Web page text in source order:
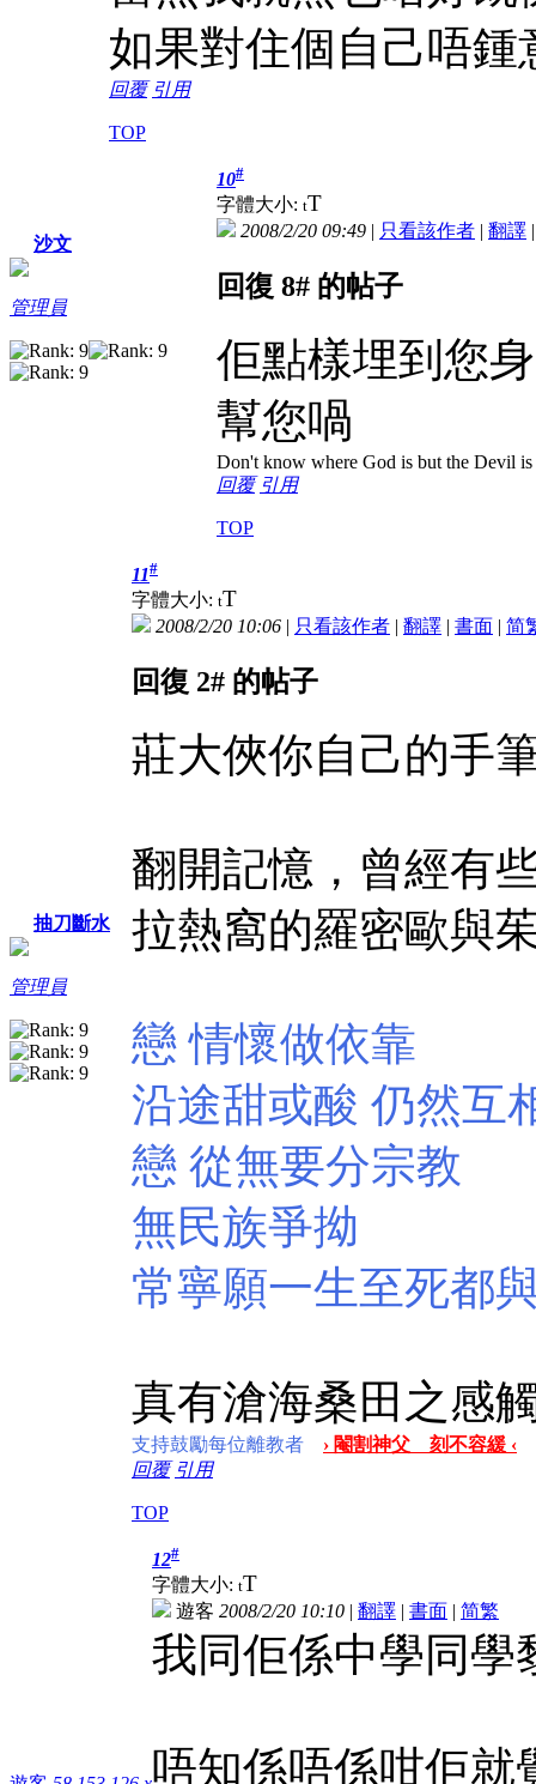
如果對住個自己唔
回覆 引用
TOP
沙文
管理員
10#
字體大小: tT
2008/2/20 09:49 | 只看該作者 | 翻譯
回復 8# 的帖子
佢點樣埋到您
幫您喎
Don't know where God is but the Devil is
回覆 引用
TOP
抽刀斷水
管理員
11#
字體大小: tT
2008/2/20 10:06 | 只看該作者 | 翻譯 | 書面 | 简
回復 2# 的帖子
莊大俠你自己的手
翻開記憶，曾經有
拉熱窩的羅密歐與
戀 情懷做依靠
沿途甜或酸 仍然互
戀 從無要分宗教
無民族爭拗
常寧願一生至死都
真有滄海桑田之感
支持鼓勵每位離教者
› 閹割神父 刻不容緩 ‹
回覆 引用
TOP
12#
字體大小: tT
遊客 2008/2/20 10:10 | 翻譯 | 書面 | 简繁
我同佢係中學同學
唔知係唔係咁佢就